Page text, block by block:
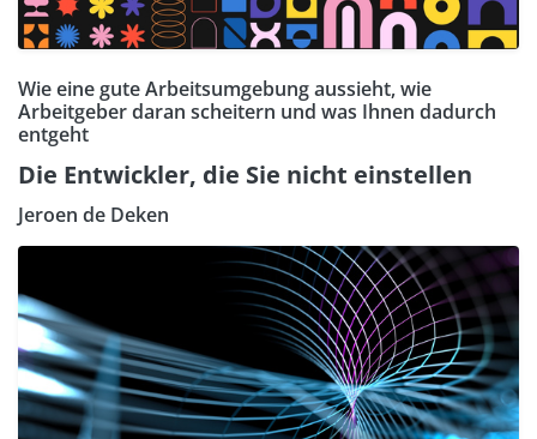
Wie eine gute Arbeitsumgebung aussieht, wie
Arbeitgeber daran scheitern und was Ihnen dadurch
entgeht
Die Entwickler, die Sie nicht einstellen
Jeroen de Deken